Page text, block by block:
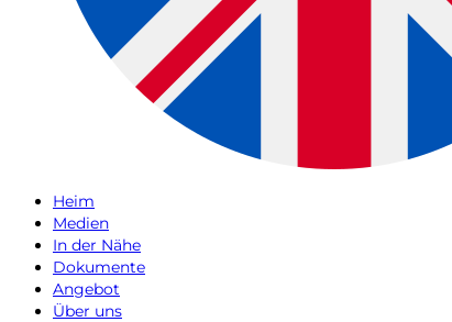
Heim
Medien
In der Nähe
Dokumente
Angebot
Über uns